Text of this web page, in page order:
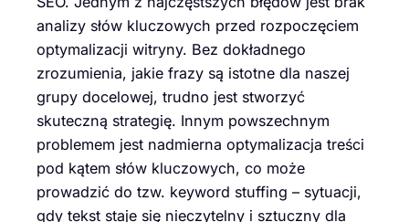
analizy słów kluczowych przed rozpoczęciem
optymalizacji witryny. Bez dokładnego
zrozumienia, jakie frazy są istotne dla naszej
grupy docelowej, trudno jest stworzyć
skuteczną strategię. Innym powszechnym
problemem jest nadmierna optymalizacja treści
pod kątem słów kluczowych, co może
prowadzić do tzw. keyword stuffing – sytuacji,
gdy tekst staje się nieczytelny i sztuczny dla